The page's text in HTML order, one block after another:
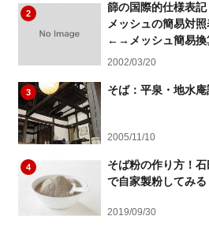
2
篩の国際的仕様表記
メッシュの簡易対
←→メッシュ簡易換
2002/03/20
3 そば：平泉・地水
2005/11/10
4
そば粉の作り方！石
で自家製粉してみる
2019/09/30